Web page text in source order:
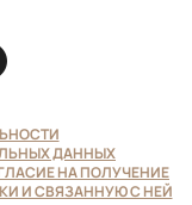
ДАННЫХ
НА ПОЛУЧЕНИЕ
И СВЯЗАННУЮ С НЕЙ